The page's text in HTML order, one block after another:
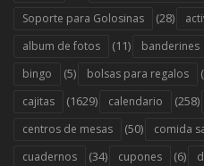
Soporte para Golosinas (28)
album de fotos (11) banderines
bingo (5) bolsas para regalos
cajitas (1629) calendario (258)
centros de mesas (50) comida
cuadernos (34) cupones (6)